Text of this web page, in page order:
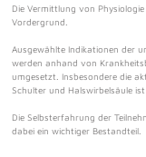
Die Vermittlung von
Vordergrund.
Ausgewählte Indikationen der
werden anhand von
umgesetzt. Insbesondere die
Schulter und Halswirbelsäule ist
Die Selbsterfahrung der
dabei ein wichtiger Bestandteil.